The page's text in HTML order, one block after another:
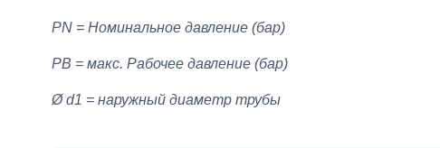
PN = Номинальное давление (бар)
PB = макс. Рабочее давление (бар)
Ø d1 = наружный диаметр трубы